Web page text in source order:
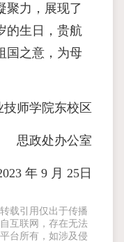
聚力，展现了
的生日，贵航
国之意，为母
师学院东校区
思政处办公室
年 9 月 25日
载引用仅出于传播
互联网，存在无法
台所有，如涉及侵